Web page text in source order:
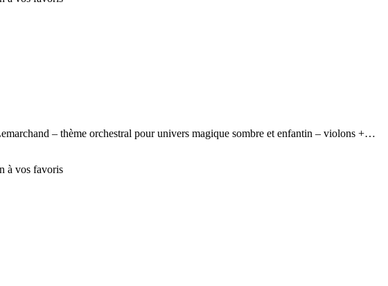
– thème orchestral pour univers magique sombre et enfantin – violons +…